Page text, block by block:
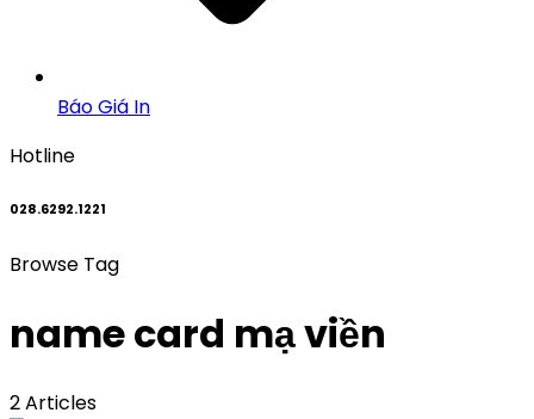
Báo Giá In
Hotline
028.6292.1221
Browse Tag
name card mạ viền
2 Articles